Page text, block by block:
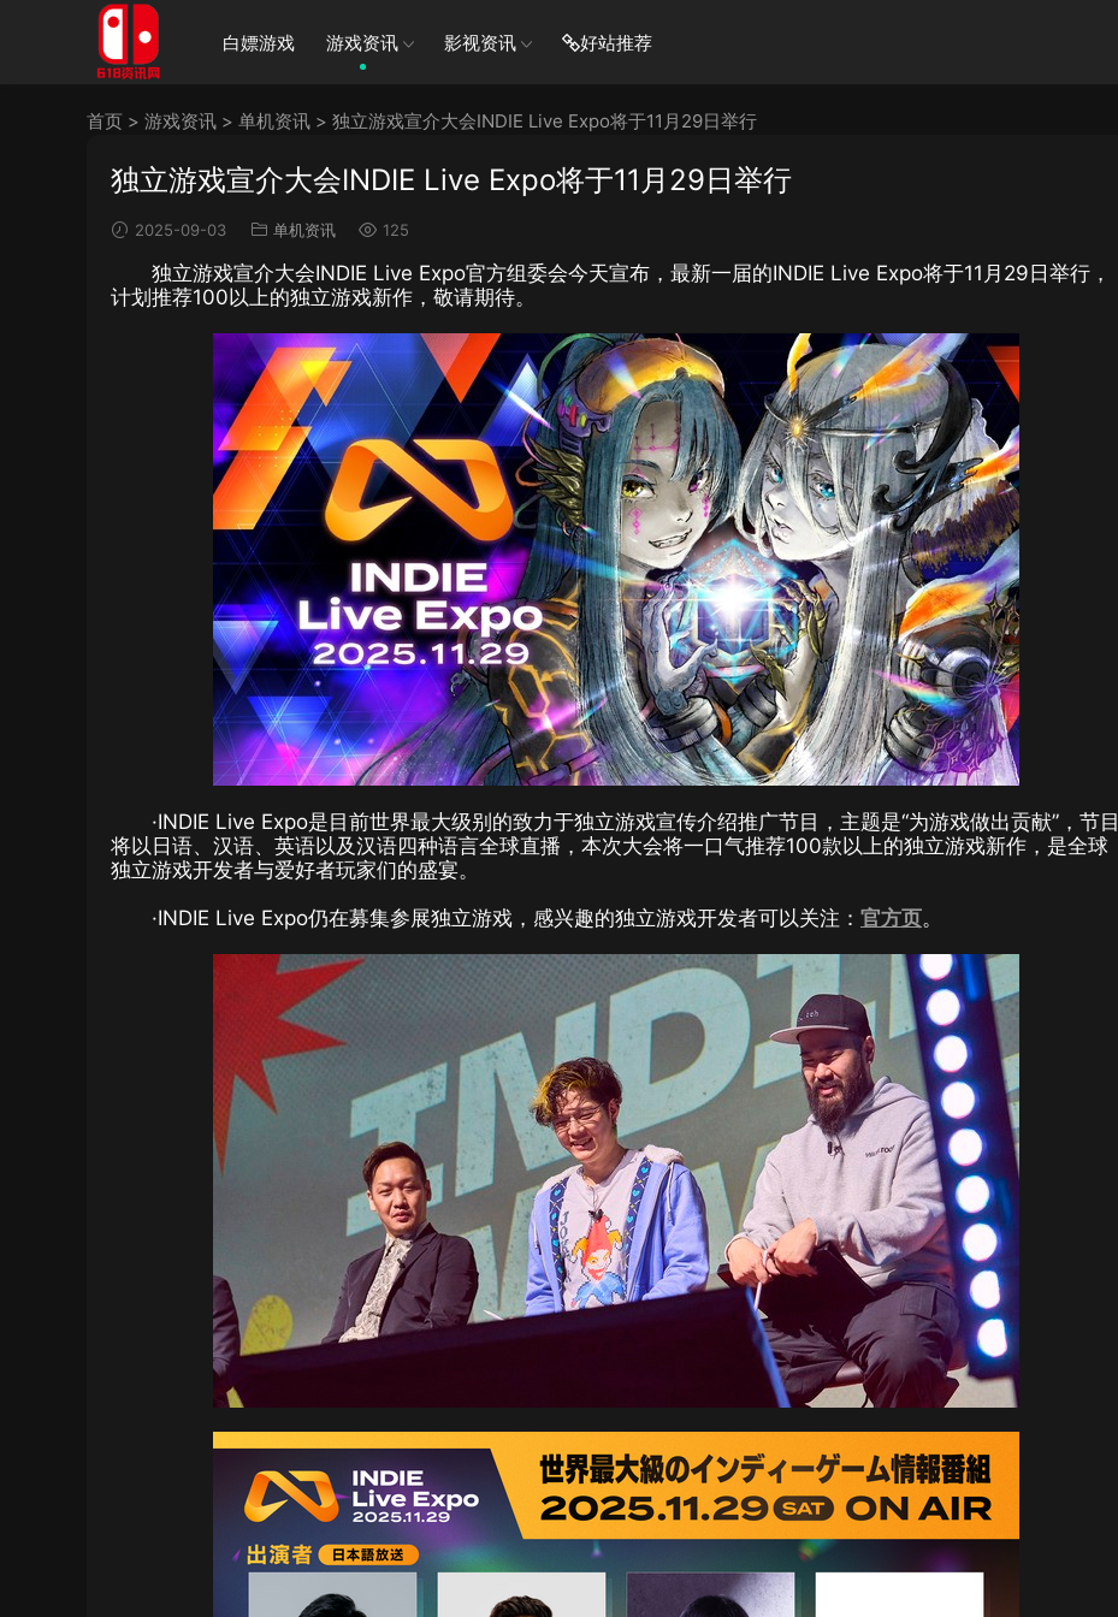
白嫖游戏 游戏资讯 影视资讯 好站推荐
首页 > 游戏资讯 > 单机资讯 > 独立游戏宣介大会INDIE Live Expo将于11月29日举行
独立游戏宣介大会INDIE Live Expo将于11月29日举行
2025-09-03 单机资讯 125
独立游戏宣介大会INDIE Live Expo官方组委会今天宣布，最新一届的INDIE Live Expo将于11月29日举行，
计划推荐100以上的独立游戏新作，敬请期待。
·INDIE Live Expo是目前世界最大级别的致力于独立游戏宣传介绍推广节目，主题是“为游戏做出贡献”，节目
将以日语、汉语、英语以及汉语四种语言全球直播，本次大会将一口气推荐100款以上的独立游戏新作，是全球
独立游戏开发者与爱好者玩家们的盛宴。
·INDIE Live Expo仍在募集参展独立游戏，感兴趣的独立游戏开发者可以关注： 官方页。